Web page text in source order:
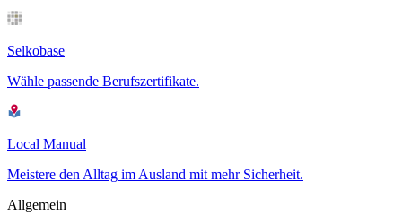
Selkobase
Wähle passende Berufszertifikate.
Local Manual
Meistere den Alltag im Ausland mit mehr Sicherheit.
Allgemein